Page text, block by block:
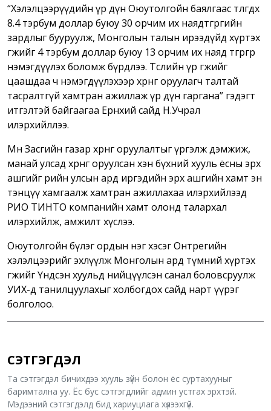
“Хэлэлцээрүүдийн үр дүн Оюутолгойн баялгаас төлөгдөх
8.4 тэрбум доллар буюу 30 орчим их наядтөгрөгийн
зардлыг бууруулж, Монголын талын ирээдүйд хүртэх
өгөөжийг 4 тэрбум доллар буюу 13 орчим их наяд төгрөгөөр
нэмэгдүүлэх боломж бүрдлээ. Төслийн үр өгөөжийг
цаашдаа ч нэмэгдүүлэхээр хөрөнгө оруулагч талтай
тасралтгүй хамтран ажиллаж үр дүн гаргана” гэдэгт
итгэлтэй байгаагаа Ерөнхий сайд Н.Учрал
илэрхийллээ.
Мөн Засгийн газар хөрөнгө оруулалтыг үргэлж дэмжиж,
манай улсад хөрөнгө оруулсан хэн бүхний хууль ёсны эрх
ашгийг өөрийн улсын ард иргэдийн эрх ашгийн хамт эн
тэнцүү хамгаалж хамтран ажиллахаа илэрхийлээд
РИО ТИНТО компанийн хамт олонд талархал
илэрхийлж, амжилт хүслээ.
Оюутолгойн бүлэг ордын нэг хэсэг Онтрегийн
хэлэлцээрийг эхлүүлж Монголын ард түмний хүртэх
өгөөжийг Үндсэн хуульд нийцүүлсэн санал боловсруулж
УИХ-д танилцуулахыг холбогдох сайд нарт үүрэг
болголоо.
СЭТГЭГДЭЛ
Та сэтгэгдэл бичихдээ хууль зүйн болон ёс суртахууныг
баримтална уу. Ёс бус сэтгэгдлийг админ устгах эрхтэй.
Мэдээний сэтгэгдэлд бид хариуцлага хүлээхгүй.